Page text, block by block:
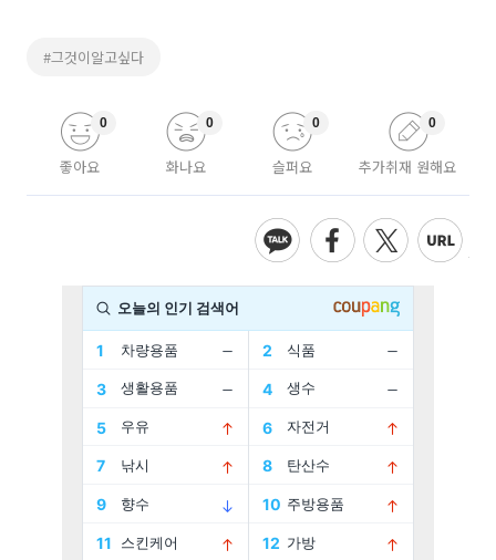
#그것이알고싶다
좋아요
0
화나요
0
슬퍼요
0
추가취재 원해요
0